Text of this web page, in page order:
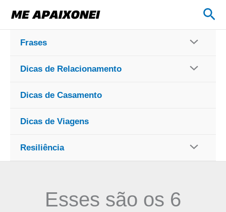
para
conteúdo
Frases
Dicas de Relacionamento
Dicas de Casamento
Dicas de Viagens
Resiliência
Esses são os 6